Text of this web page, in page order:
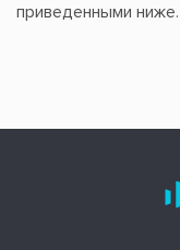
приведенными ниже.